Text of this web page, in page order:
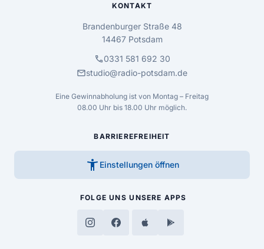
KONTAKT
Brandenburger Straße 48
14467 Potsdam
call0331 581 692 30
mailstudio@radio-potsdam.de
Eine Gewinnabholung ist von Montag – Freitag
08.00 Uhr bis 18.00 Uhr möglich.
BARRIEREFREIHEIT
accessibility_new Einstellungen öffnen
FOLGE UNS UNSERE APPS